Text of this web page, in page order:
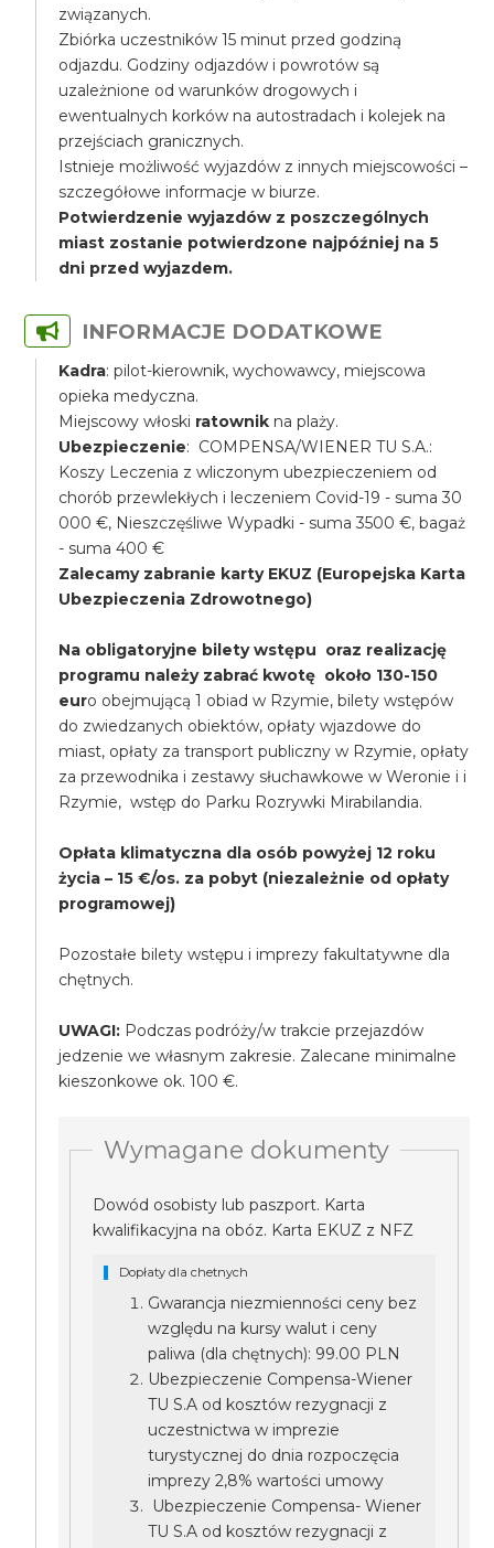
związanych.
Zbiórka uczestników 15 minut przed godziną
odjazdu. Godziny odjazdów i powrotów są
uzależnione od warunków drogowych i
ewentualnych korków na autostradach i kolejek na
przejściach granicznych.
Istnieje możliwość wyjazdów z innych miejscowości –
szczegółowe informacje w biurze.
Potwierdzenie wyjazdów z poszczególnych
miast zostanie potwierdzone najpóźniej na 5
dni przed wyjazdem.
INFORMACJE DODATKOWE
Kadra: pilot-kierownik, wychowawcy, miejscowa
opieka medyczna.
Miejscowy włoski ratownik na plaży.
Ubezpieczenie: COMPENSA/WIENER TU S.A.:
Koszy Leczenia z wliczonym ubezpieczeniem od
chorób przewlekłych i leczeniem Covid-19 - suma 30
000 €, Nieszczęśliwe Wypadki - suma 3500 €, bagaż
- suma 400 €
Zalecamy zabranie karty EKUZ (Europejska Karta
Ubezpieczenia Zdrowotnego)
Na obligatoryjne bilety wstępu oraz realizację
programu należy zabrać kwotę około 130-150
euro obejmującą 1 obiad w Rzymie, bilety wstępów
do zwiedzanych obiektów, opłaty wjazdowe do
miast, opłaty za transport publiczny w Rzymie, opłaty
za przewodnika i zestawy słuchawkowe w Weronie i i
Rzymie, wstęp do Parku Rozrywki Mirabilandia.
Opłata klimatyczna dla osób powyżej 12 roku
życia – 15 €/os. za pobyt (niezależnie od opłaty
programowej)
Pozostałe bilety wstępu i imprezy fakultatywne dla
chętnych.
UWAGI: Podczas podróży/w trakcie przejazdów
jedzenie we własnym zakresie. Zalecane minimalne
kieszonkowe ok. 100 €.
Wymagane dokumenty
Dowód osobisty lub paszport. Karta
kwalifikacyjna na obóz. Karta EKUZ z NFZ
Dopłaty dla chetnych
Gwarancja niezmienności ceny bez
względu na kursy walut i ceny
paliwa (dla chętnych): 99.00 PLN
Ubezpieczenie Compensa-Wiener
TU S.A od kosztów rezygnacji z
uczestnictwa w imprezie
turystycznej do dnia rozpoczęcia
imprezy 2,8% wartości umowy
Ubezpieczenie Compensa- Wiener
TU S.A od kosztów rezygnacji z